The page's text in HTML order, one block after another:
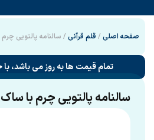
صفحه اصلی / قلم قرآنی / سالنامه پالتویی
تمام قیمت ها به روز می باشد،
سالنامه پالتویی چرم با